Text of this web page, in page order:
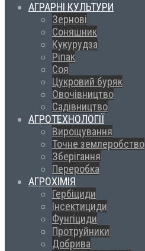
АГРАРНІ КУЛЬТУРИ
Зернові
Соняшник
Кукурудза
Ріпак
Соя
Цукровий буряк
Овочівництво
Садівництво
АГРОТЕХНОЛОГІЇ
Вирощування
Точне землеробство
Зберігання
Переробка
АГРОХІМІЯ
Гербіциди
Інсектициди
Фунгіциди
Протруйники
Добрива